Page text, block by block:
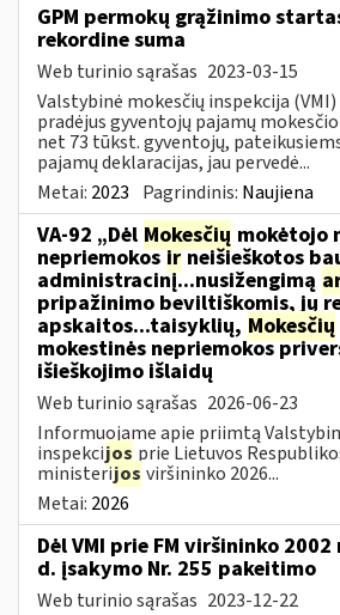
GPM permokų grąžinimo
rekordine suma
Web turinio sąrašas 2023-03-15
Valstybinė mokesčių inspekcija
pradėjus gyventojų pajamų
net 73 tūkst. gyventojų,
pajamų deklaracijas, jau pervedė...
Metai: 2023 Pagrindinis: Naujiena
VA-92 „Dėl Mokesčių mokėtojo
nepriemokosirneišieškotos
administracinį...nusižengimą
pripažinimo beviltiškomis, jų
apskaitos...taisyklių, Mokesčių
mokestinės nepriemokos
išieškojimo išlaidų
Web turinio sąrašas 2026-06-23
Informuojame apie priimtą
inspekcijos prie Lietuvos
ministerijos viršininko 2026...
Metai: 2026
Dėl VMI prie FM viršininko
d. įsakymo Nr. 255 pakeitimo
Web turinio sąrašas 2023-12-22